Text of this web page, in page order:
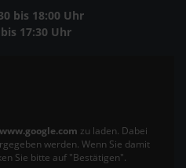
bis 18:00 Uhr
bis 17:30 Uhr
www.google.com zu laden. Dabei
werden. Wenn Sie damit
Sie bitte auf "Bestätigen".